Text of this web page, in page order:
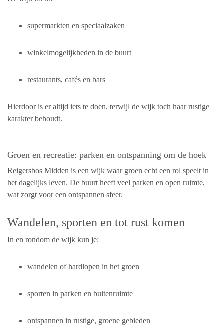
supermarkten en speciaalzaken
winkelmogelijkheden in de buurt
restaurants, cafés en bars
Hierdoor is er altijd iets te doen, terwijl de wijk toch haar rustige
karakter behoudt.
Groen en recreatie: parken en ontspanning om de hoek
Reigersbos Midden is een wijk waar groen echt een rol speelt in
het dagelijks leven. De buurt heeft veel parken en open ruimte,
wat zorgt voor een ontspannen sfeer.
Wandelen, sporten en tot rust komen
In en rondom de wijk kun je:
wandelen of hardlopen in het groen
sporten in parken en buitenruimte
ontspannen in rustige, groene gebieden